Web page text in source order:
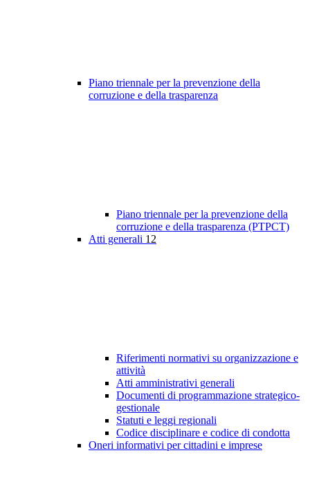
Piano triennale per la prevenzione della
corruzione e della trasparenza
Piano triennale per la prevenzione della
corruzione e della trasparenza (PTPCT)
Atti generali 12
Riferimenti normativi su organizzazione e
attività
Atti amministrativi generali
Documenti di programmazione strategico-
gestionale
Statuti e leggi regionali
Codice disciplinare e codice di condotta
Oneri informativi per cittadini e imprese